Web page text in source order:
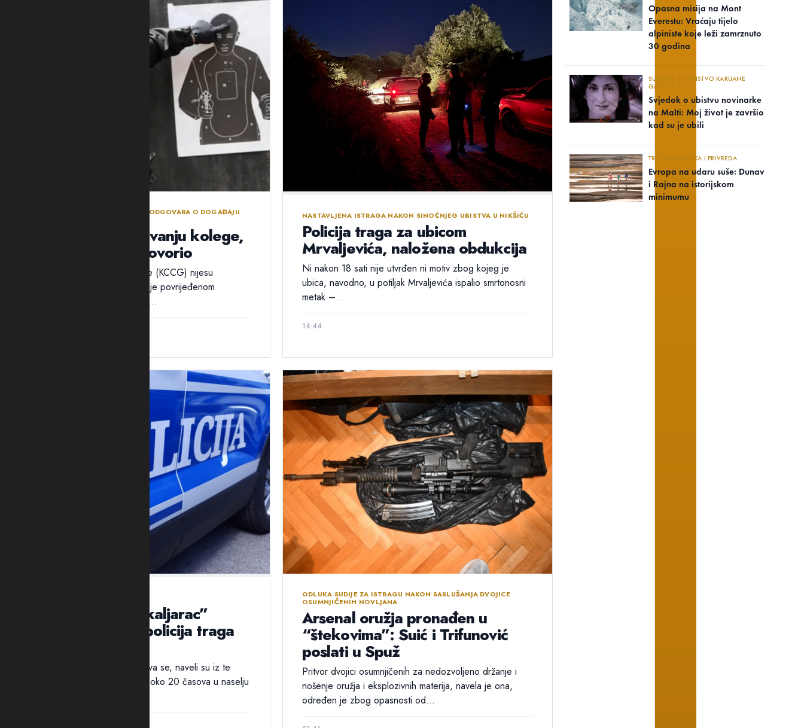
BEZBJEDNOSNI SEKTOR DANIMA NE ODGOVARA O DOGAĐAJU
Policija ćuti o ranjavanju kolege,
ali traži ko je progovorio
Ni iz Kliničkog centra Crne Gore (KCCG) nijesu
odgovorili na pitanja Adrije da li je povrijeđenom
policajcu B.B. ukazivana pomoć...
NASTAVLJENA ISTRAGA NAKON SINOĆNJEG UBISTVA U NIKŠIĆU
Policija traga za ubicom
Mrvaljevića, naložena obdukcija
Ni nakon 18 sati nije utvrđen ni motiv zbog kojeg je
ubica, navodno, u potiljak Mrvaljevića ispalio smrtonosni
metak –...
14:44
NIKŠIĆ: Ubijen “škaljarac”
Jovan Mrvaljević, policija traga
Policija traga za ubicom. Pucnjava se, naveli su iz te
bezbjednosne službe, dogodila oko 20 časova u naselju
ODLUKA SUDIJE ZA ISTRAGU NAKON SASLUŠANJA DVOJICE
OSUMNJIČENIH NOVLJANA
Arsenal oružja pronađen u
“štekovima”: Suić i Trifunović
poslati u Spuž
Pritvor dvojici osumnjičenih za nedozvoljeno držanje i
nošenje oružja i eksplozivnih materija, navela je ona,
određen je zbog opasnosti od...
Opasna misija na Mont
Everestu: Vraćaju tijelo
alpiniste koje leži zamrznuto
30 godina
SUĐENJE ZA UBISTVO KARUANE
GALICIJE
Svjedok o ubistvu novinarke
na Malti: Moj život je završio
kad su je ubili
TRPE ENERGETIKA I PRIVREDA
Evropa na udaru suše: Dunav
i Rajna na istorijskom
minimumu